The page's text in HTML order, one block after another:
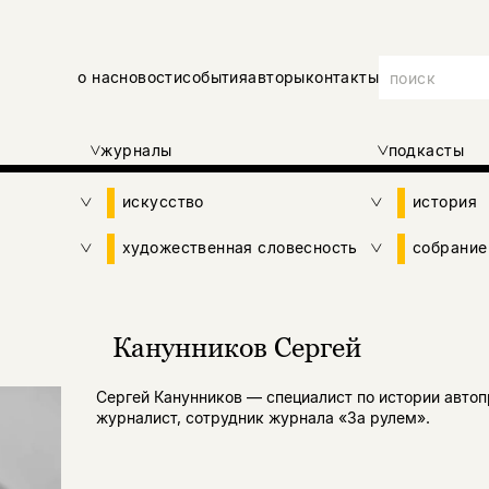
о насновостисобытияавторыконтакты
журналы подкасты
искусство история
художественная словесность
Канунников Сергей
Сергей Канунников — специалист по истории
журналист, сотрудник журнала «За рулем».